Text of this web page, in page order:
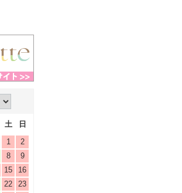
土
日
1
2
8
9
15
16
22
23